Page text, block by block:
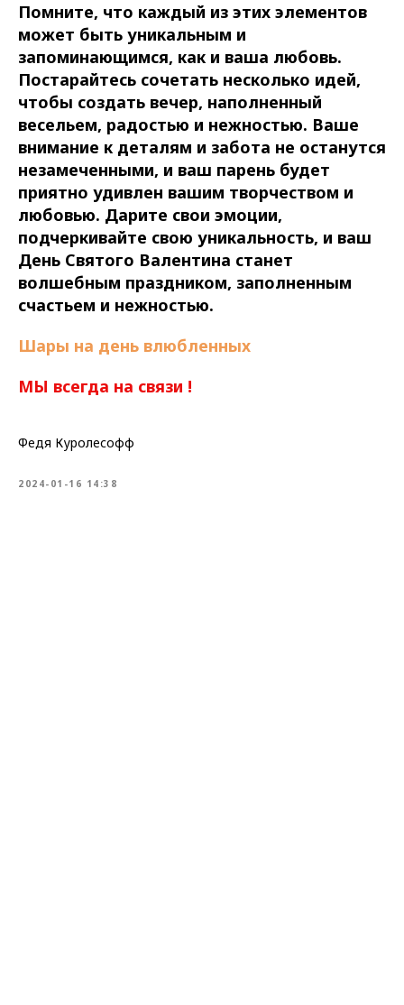
Помните, что каждый из этих элементов
может быть уникальным и
запоминающимся, как и ваша любовь.
Постарайтесь сочетать несколько идей,
чтобы создать вечер, наполненный
весельем, радостью и нежностью. Ваше
внимание к деталям и забота не останутся
незамеченными, и ваш парень будет
приятно удивлен вашим творчеством и
любовью. Дарите свои эмоции,
подчеркивайте свою уникальность, и ваш
День Святого Валентина станет
волшебным праздником, заполненным
счастьем и нежностью.
Шары на день влюбленных
МЫ всегда на связи !
Федя Куролесофф
2024-01-16 14:38